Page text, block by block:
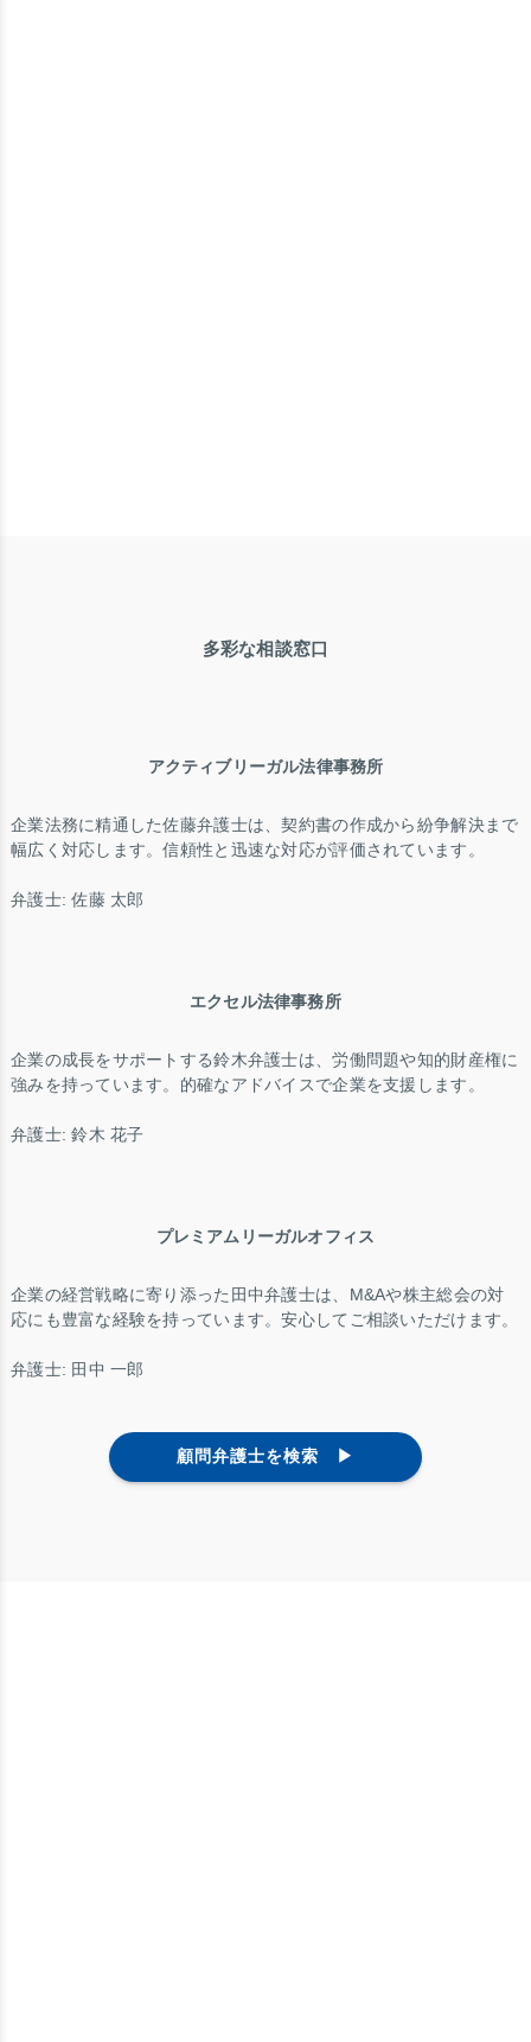
多彩な相談窓口
アクティブリーガル法律事務所
企業法務に精通した佐藤弁護士は、契約書の作成から紛争解決まで
幅広く対応します。信頼性と迅速な対応が評価されています。
弁護士: 佐藤 太郎
エクセル法律事務所
企業の成長をサポートする鈴木弁護士は、労働問題や知的財産権に
強みを持っています。的確なアドバイスで企業を支援します。
弁護士: 鈴木 花子
プレミアムリーガルオフィス
企業の経営戦略に寄り添った田中弁護士は、M&Aや株主総会の対
応にも豊富な経験を持っています。安心してご相談いただけます。
弁護士: 田中 一郎
顧問弁護士を検索 ▶